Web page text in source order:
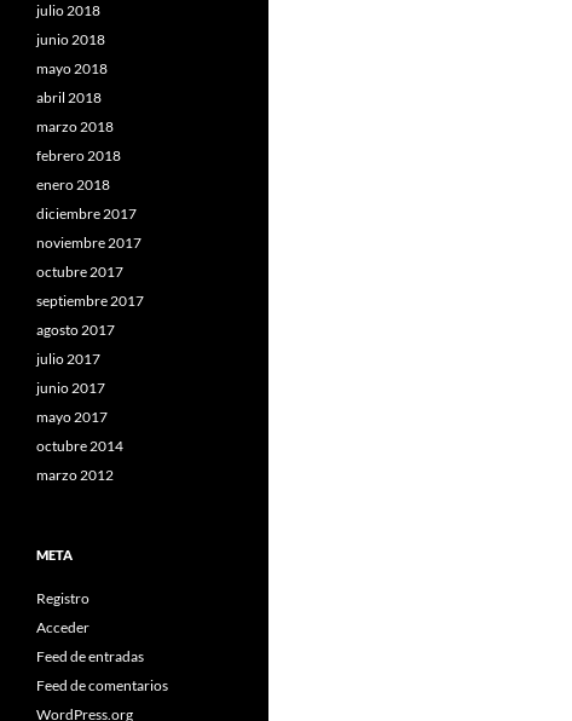
julio 2018
junio 2018
mayo 2018
abril 2018
marzo 2018
febrero 2018
enero 2018
diciembre 2017
noviembre 2017
octubre 2017
septiembre 2017
agosto 2017
julio 2017
junio 2017
mayo 2017
octubre 2014
marzo 2012
META
Registro
Acceder
Feed de entradas
Feed de comentarios
WordPress.org